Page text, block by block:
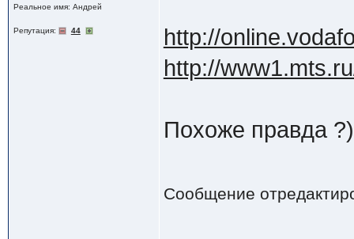
Реальное имя: Андрей
Репутация: 44
http://
http://
Похоже правда ?)
Сообщение